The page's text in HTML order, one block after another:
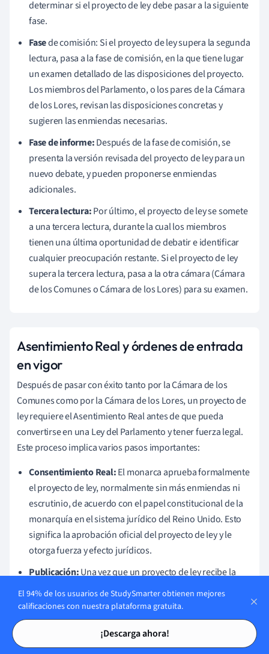
Tarjetas de estudio
Tarjetas de estudio
determinar si el proyecto de ley debe pasar a la siguiente
fase.
Fasede comisión: Si el proyecto de ley supera la segunda
lectura, pasa a la fase de comisión, en la que tiene lugar
un examen detallado de las disposiciones del proyecto.
Los miembros del Parlamento, o los pares de la Cámara
de los Lores, revisan las disposiciones concretas y
sugieren las enmiendas necesarias.
Fase de informe:Después de la fase de comisión, se
presenta la versión revisada del proyecto de ley para un
nuevo debate, y pueden proponerse enmiendas
adicionales.
Tercera lectura:Por último, el proyecto de ley se somete
a una tercera lectura, durante la cual los miembros
tienen una última oportunidad de debatir e identificar
cualquier preocupación restante. Si el proyecto de ley
supera la tercera lectura, pasa a la otra cámara (Cámara
de los Comunes o Cámara de los Lores) para su examen.
Asentimiento Real y órdenes de entrada
en vigor
Después de pasar con éxito tanto por la Cámara de los
Comunes como por la Cámara de los Lores, un proyecto de
ley requiere el Asentimiento Real antes de que pueda
convertirse en una Ley del Parlamento y tener fuerza legal.
Este proceso implica varios pasos importantes:
Consentimiento Real:El monarca aprueba formalmente
el proyecto de ley, normalmente sin más enmiendas ni
escrutinio, de acuerdo con el papel constitucional de la
monarquía en el sistema jurídico del Reino Unido. Esto
significa la aprobación oficial del proyecto de ley y le
otorga fuerza y efecto jurídicos.
Publicación:Una vez que un proyecto de ley recibe la
sanción real, se publica y se pone a disposición del
público. Esto garantiza que los particulares, las
empresas, las autoridades públicas y los profesionales
del Derecho conozcan la nueva legislación y puedan
seguir sus disposiciones según proceda.
El 94% de los usuarios de StudySmarter obtienen mejores
calificaciones con nuestra plataforma gratuita.
¡Descarga ahora!